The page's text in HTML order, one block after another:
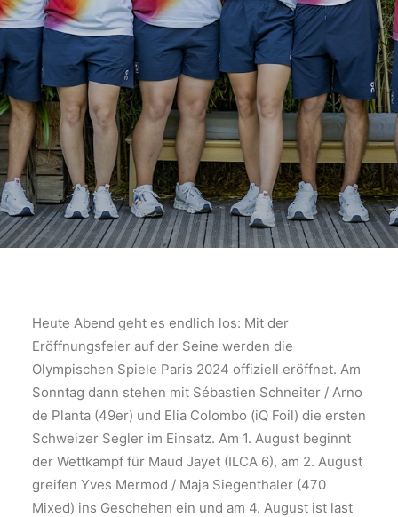
Heute Abend geht es endlich los: Mit der
Eröffnungsfeier auf der Seine werden die
Olympischen Spiele Paris 2024 offiziell eröffnet. Am
Sonntag dann stehen mit Sébastien Schneiter / Arno
de Planta (49er) und Elia Colombo (iQ Foil) die ersten
Schweizer Segler im Einsatz. Am 1. August beginnt
der Wettkampf für Maud Jayet (ILCA 6), am 2. August
greifen Yves Mermod / Maja Siegenthaler (470
Mixed) ins Geschehen ein und am 4. August ist last